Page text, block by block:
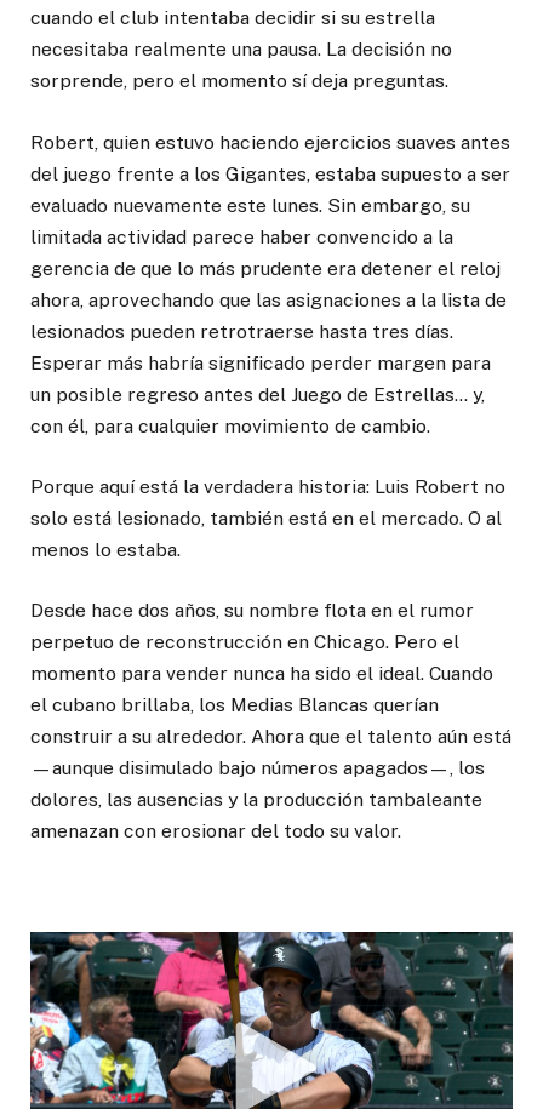
cuando el club intentaba decidir si su estrella
necesitaba realmente una pausa. La decisión no
sorprende, pero el momento sí deja preguntas.
Robert, quien estuvo haciendo ejercicios suaves antes
del juego frente a los Gigantes, estaba supuesto a ser
evaluado nuevamente este lunes. Sin embargo, su
limitada actividad parece haber convencido a la
gerencia de que lo más prudente era detener el reloj
ahora, aprovechando que las asignaciones a la lista de
lesionados pueden retrotraerse hasta tres días.
Esperar más habría significado perder margen para
un posible regreso antes del Juego de Estrellas… y,
con él, para cualquier movimiento de cambio.
Porque aquí está la verdadera historia: Luis Robert no
solo está lesionado, también está en el mercado. O al
menos lo estaba.
Desde hace dos años, su nombre flota en el rumor
perpetuo de reconstrucción en Chicago. Pero el
momento para vender nunca ha sido el ideal. Cuando
el cubano brillaba, los Medias Blancas querían
construir a su alrededor. Ahora que el talento aún está
—aunque disimulado bajo números apagados—, los
dolores, las ausencias y la producción tambaleante
amenazan con erosionar del todo su valor.